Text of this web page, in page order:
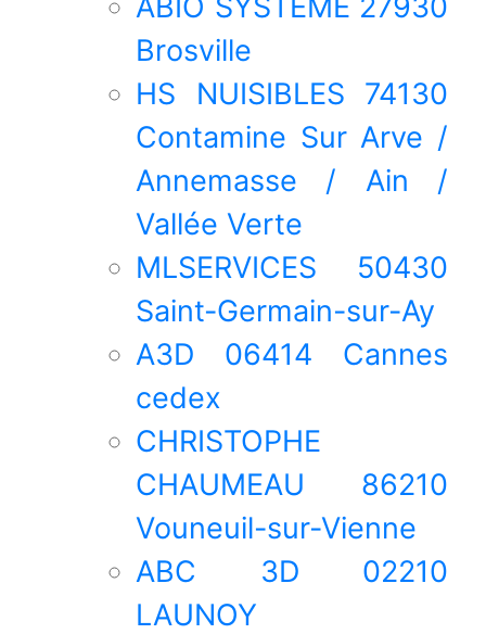
Brosville
HS NUISIBLES 74130
Contamine Sur Arve /
Annemasse / Ain /
Vallée Verte
MLSERVICES 50430
Saint-Germain-sur-Ay
A3D 06414 Cannes
cedex
CHRISTOPHE
CHAUMEAU 86210
Vouneuil-sur-Vienne
ABC 3D 02210
LAUNOY